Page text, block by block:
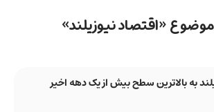
«اقتصاد نیوزیلند»
به بالاترین سطح بیش از یک دهه اخیر